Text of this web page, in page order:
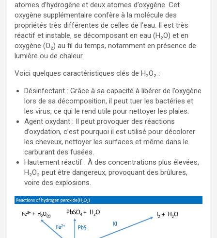
atomes d’hydrogène et deux atomes d’oxygène. Cet
oxygène supplémentaire confère à la molécule des
propriétés très différentes de celles de l’eau. Il est très
réactif et instable, se décomposant en eau (H₂O) et en
oxygène (O₂) au fil du temps, notamment en présence de
lumière ou de chaleur.
Voici quelques caractéristiques clés de H₂O₂ :
Désinfectant : Grâce à sa capacité à libérer de l’oxygène
lors de sa décomposition, il peut tuer les bactéries et
les virus, ce qui le rend utile pour nettoyer les plaies.
Agent oxydant : Il peut provoquer des réactions
d’oxydation, c’est pourquoi il est utilisé pour décolorer
les cheveux, nettoyer les surfaces et même dans le
carburant des fusées.
Hautement réactif : À des concentrations plus élevées,
H₂O₂ peut être dangereux, provoquant des brûlures,
voire des explosions.